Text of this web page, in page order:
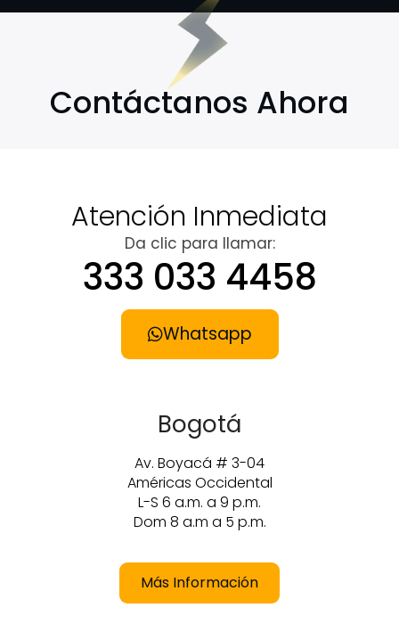
Contáctanos Ahora
Atención Inmediata
Da clic para llamar:
333 033 4458
Whatsapp
Bogotá
Av. Boyacá # 3-04
Américas Occidental
L-S 6 a.m. a 9 p.m.
Dom 8 a.m a 5 p.m.
Más Información